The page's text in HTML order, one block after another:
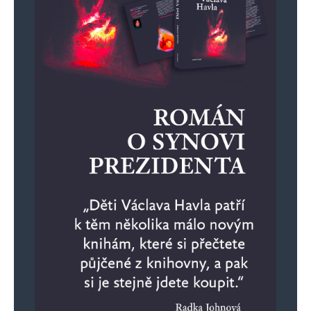
a přihlášku do BRICS vzali zpět. Odpověděl mu:
„Už se vás nebojíme!“
Mohl by mi už konečně někdo říct, kdy
naposledy sankce něčemu pomohly? Myslím, že
za posledních 100 let všechny sankce situace
jen zhoršovaly.
Odpovědět
Napsat komentář